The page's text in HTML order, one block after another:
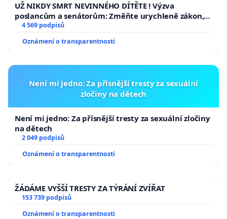
UŽ NIKDY SMRT NEVINNÉHO DÍTĚTE ! Výzva
poslancům a senátorům: Změňte urychleně zákon,
aby se tragédie malé Viktorky už nemohla opakovat!
4 569 podpisů
Oznámení o transparentnosti
Není mi jedno: Za přísnější tresty za sexuální
zločiny na dětech
Není mi jedno: Za přísnější tresty za sexuální zločiny
na dětech
2 049 podpisů
Oznámení o transparentnosti
ŽÁDÁME VYŠŠÍ TRESTY ZA TÝRÁNÍ ZVÍŘAT
153 739 podpisů
Oznámení o transparentnosti